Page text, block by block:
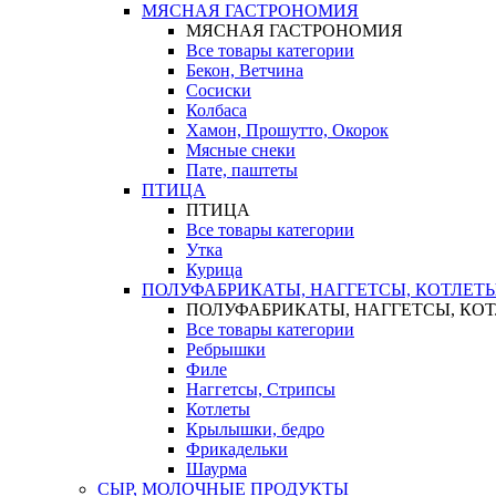
МЯСНАЯ ГАСТРОНОМИЯ
МЯСНАЯ ГАСТРОНОМИЯ
Все товары категории
Бекон, Ветчина
Сосиски
Колбаса
Хамон, Прошутто, Окорок
Мясные снеки
Пате, паштеты
ПТИЦА
ПТИЦА
Все товары категории
Утка
Курица
ПОЛУФАБРИКАТЫ, НАГГЕТСЫ,
ПОЛУФАБРИКАТЫ, НАГГЕТСЫ,
Все товары категории
Ребрышки
Филе
Наггетсы, Стрипсы
Котлеты
Крылышки, бедро
Фрикадельки
Шаурма
СЫР, МОЛОЧНЫЕ ПРОДУКТЫ